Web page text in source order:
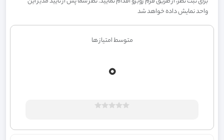
واحد نمایش داده خواهد شد
متوسط امتیاز ها
0